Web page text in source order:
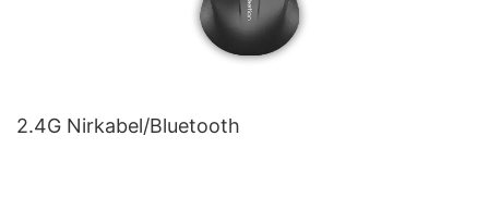
2.4G Nirkabel/Bluetooth